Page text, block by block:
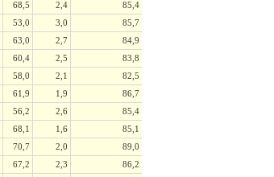
68,5 2,4
85,4
53,0 3,0
85,7
63,0 2,7
84,9
60,4 2,5
83,8
58,0 2,1
82,5
61,9 1,9
86,7
56,2 2,6
85,4
68,1 1,6
85,1
70,7 2,0
89,0
67,2 2,3
86,2